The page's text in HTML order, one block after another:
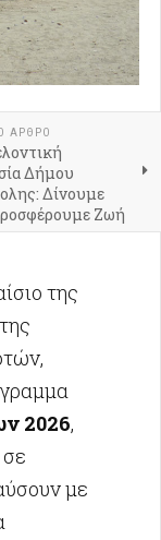
ΑΡΘΡΟ
Δήμου
Δίνουμε
Ζωή
της
2026,
με